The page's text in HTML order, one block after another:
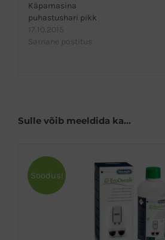
Käpamasina
puhastushari pikk
17.10.2015
Sarnane postitus
Sulle võib meeldida ka…
Soodus!